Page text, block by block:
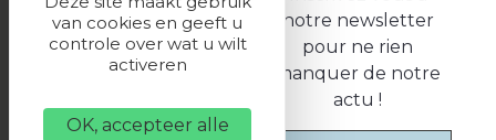
notre newsletter
pour ne rien
manquer de notre
actu !
LES PARTENAIRES
Politique de confidentialité
van cookies en geeft u
controle over wat u wilt
activeren
OK, accepteer alle